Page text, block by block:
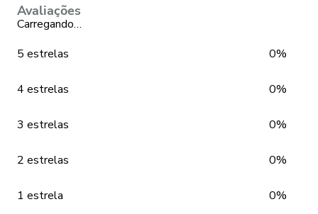
Avaliações
Carregando…
5 estrelas
0%
4 estrelas 0%
3 estrelas 0%
2 estrelas 0%
1 estrela 0%